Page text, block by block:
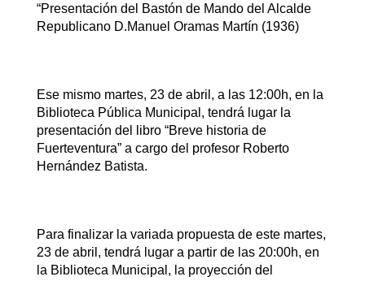
“Presentación del Bastón de Mando del Alcalde
Republicano D.Manuel Oramas Martín (1936)
Ese mismo martes, 23 de abril, a las 12:00h, en la
Biblioteca Pública Municipal, tendrá lugar la
presentación del libro “Breve historia de
Fuerteventura” a cargo del profesor Roberto
Hernández Batista.
Para finalizar la variada propuesta de este martes,
23 de abril, tendrá lugar a partir de las 20:00h, en
la Biblioteca Municipal, la proyección del